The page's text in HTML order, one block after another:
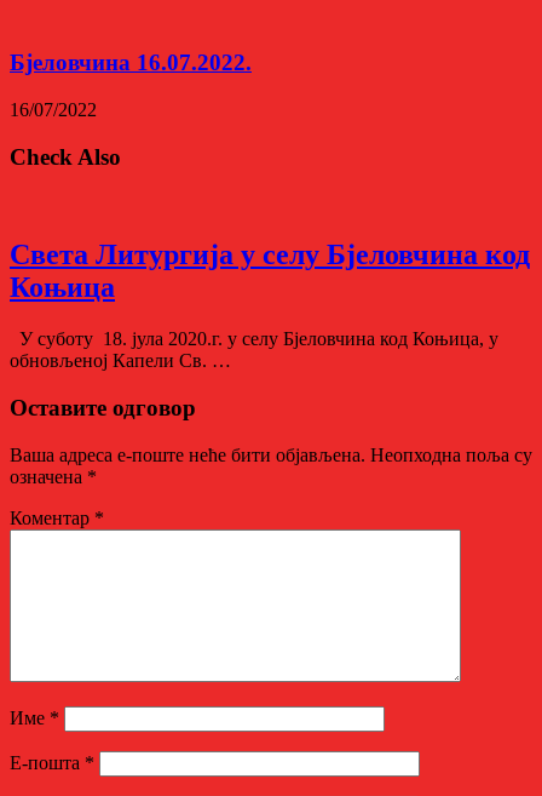
Бјеловчина 16.07.2022.
16/07/2022
Check Also
Света Литургија у селу Бјеловчина код
Коњица
У суботу 18. јула 2020.г. у селу Бјеловчина код Коњица, у
обновљеној Капели Св. …
Оставите одговор
Ваша адреса е-поште неће бити објављена. Неопходна поља су
означена *
Коментар *
Име *
Е-пошта *